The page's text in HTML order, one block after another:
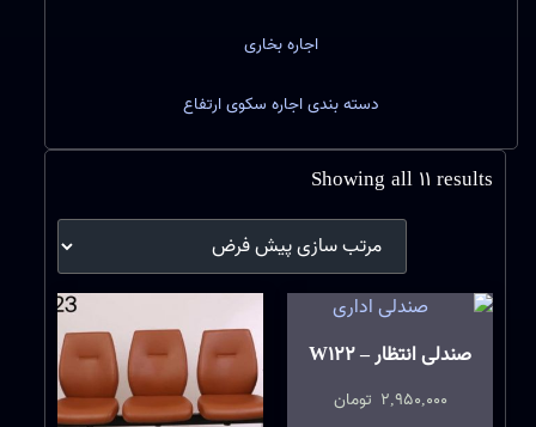
اجاره بخاری
دسته بندی اجاره سکوی ارتفاع
Showing all 11 results
صندلی انتظار – W122
2,950,000 تومان